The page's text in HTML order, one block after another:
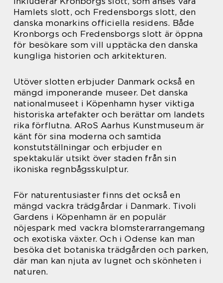
Hamlets slott, och Fredensborgs slott, den
danska monarkins officiella residens. Både
Kronborgs och Fredensborgs slott är öppna
för besökare som vill upptäcka den danska
kungliga historien och arkitekturen.
Utöver slotten erbjuder Danmark också en
mängd imponerande museer. Det danska
nationalmuseet i Köpenhamn hyser viktiga
historiska artefakter och berättar om landets
rika förflutna. ARoS Aarhus Kunstmuseum är
känt för sina moderna och samtida
konstutställningar och erbjuder en
spektakulär utsikt över staden från sin
ikoniska regnbågsskulptur.
För naturentusiaster finns det också en
mängd vackra trädgårdar i Danmark. Tivoli
Gardens i Köpenhamn är en populär
nöjespark med vackra blomsterarrangemang
och exotiska växter. Och i Odense kan man
besöka det botaniska trädgården och parken,
där man kan njuta av lugnet och skönheten i
naturen.